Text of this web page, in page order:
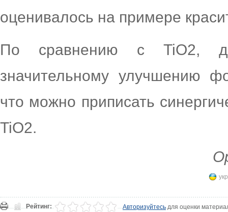
оценивалось на примере
По сравнению с TiO2,
значительному улучшению
что можно приписать
TiO2.
Рейтинг: Авторизуйтесьдля оценки